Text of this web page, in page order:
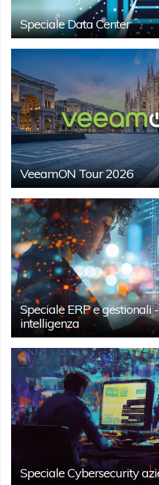
Speciale Data Center
VeeamON Tour 2026
Speciale ERP e gestionali
intelligenza
Speciale Cybersecurity